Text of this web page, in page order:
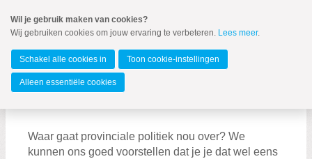
naar
Spring
de
inhoud
Spring
naar
Overijssel
MENU
Programma 2023-2027
Waar gaat provinciale politiek nou over? We
kunnen ons goed voorstellen dat je je dat wel eens
Wil je gebruik maken van cookies?
Wij gebruiken cookies om jouw ervaring te verbeteren. Lees meer.
Schakel alle cookies in Toon cookie-instellingen
Alleen essentiële cookies